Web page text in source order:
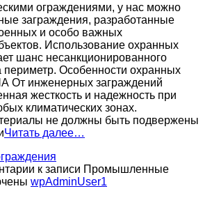
ограждениями, у нас можно
заграждения, разработанные
и особо важных
Использование охранных
шанс несанкционированного
периметр. Особенности охранных
От инженерных заграждений
жесткость и надежность при
климатических зонах.
не должны быть подвержены
Читать далее…
к записи Промышленные
wpAdminUser1